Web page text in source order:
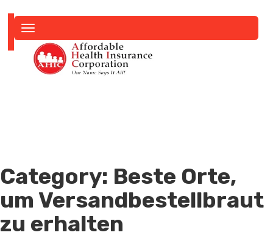
navigation
Category: Beste Orte,
um Versandbestellbraut
zu erhalten